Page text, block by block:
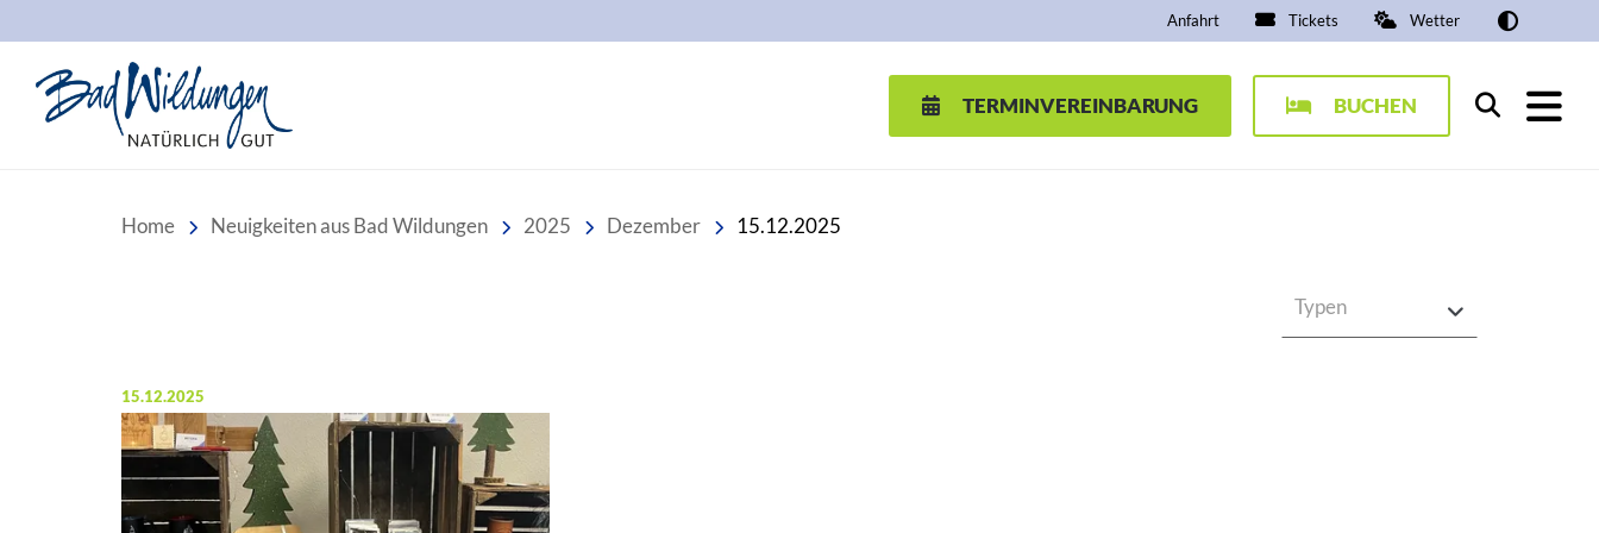
Anfahrt Tickets Wetter
TERMINVEREINBARUNG BUCHEN Suchen
Home Neuigkeiten aus Bad Wildungen 2025 Dezember 15.12.2025
Typen
Veröffentlicht am:
15.12.2025